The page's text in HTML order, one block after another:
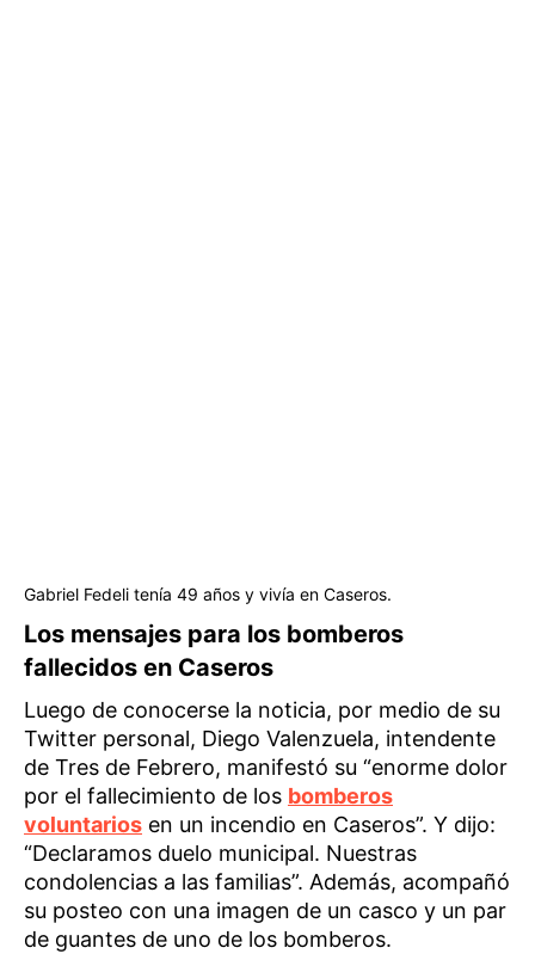
Gabriel Fedeli tenía 49 años y vivía en Caseros.
Los mensajes para los bomberos
fallecidos en Caseros
Luego de conocerse la noticia, por medio de su
Twitter personal, Diego Valenzuela, intendente
de Tres de Febrero, manifestó su “enorme dolor
por el fallecimiento de los bomberos
voluntarios en un incendio en Caseros”. Y dijo:
“Declaramos duelo municipal. Nuestras
condolencias a las familias”. Además, acompañó
su posteo con una imagen de un casco y un par
de guantes de uno de los bomberos.